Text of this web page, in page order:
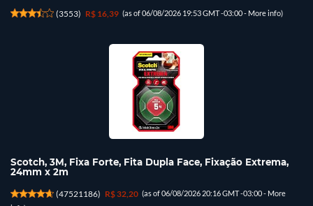
(3553) R$ 16,39 (as of 06/08/2026 19:53 GMT -03:00 - More info)
Scotch, 3M, Fixa Forte, Fita Dupla Face, Fixação Extrema,
24mm x 2m
(47521186) R$ 32,20 (as of 06/08/2026 20:16 GMT -03:00 - More